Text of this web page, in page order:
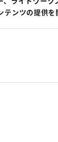
テンツの提供を